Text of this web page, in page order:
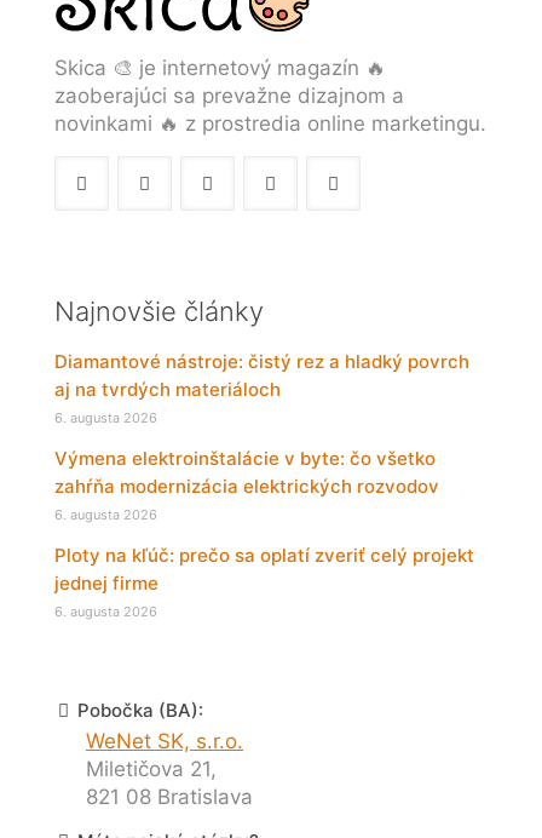
Skica 🎨 je internetový magazín 🔥
zaoberajúci sa prevažne dizajnom a
novinkami 🔥 z prostredia online marketingu.
Najnovšie články
Diamantové nástroje: čistý rez a hladký povrch
aj na tvrdých materiáloch
6. augusta 2026
Výmena elektroinštalácie v byte: čo všetko
zahŕňa modernizácia elektrických rozvodov
6. augusta 2026
Ploty na kľúč: prečo sa oplatí zveriť celý projekt
jednej firme
6. augusta 2026
Pobočka (BA):
WeNet SK, s.r.o.
Miletičova 21,
821 08 Bratislava